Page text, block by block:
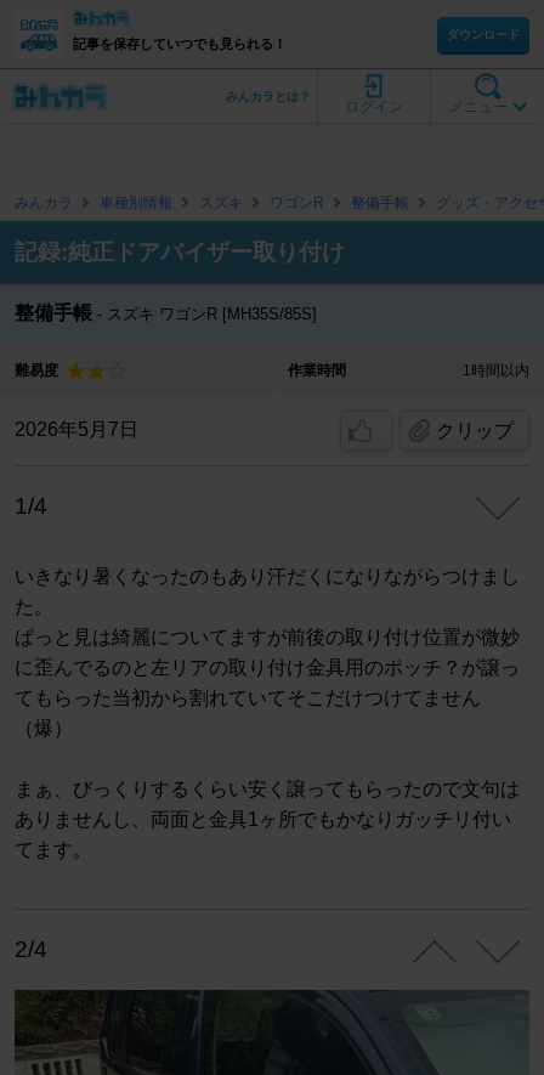
記事を保存していつでも見られる！
ダウンロード
メニュー
ログイン
みんカラとは？
みんカラ 車種別情報 スズキ ワゴンR 整備手帳 グッズ・アクセ
記録:純正ドアバイザー取り付け
整備手帳 スズキ ワゴンR [MH35S/85S]
難易度 作業時間 1時間以内
2026年5月7日 クリップ
1/4
いきなり暑くなったのもあり汗だくになりながらつけまし
た。
ぱっと見は綺麗についてますが前後の取り付け位置が微妙
に歪んでるのと左リアの取り付け金具用のポッチ？が譲っ
てもらった当初から割れていてそこだけつけてません
（爆）
まぁ、びっくりするくらい安く譲ってもらったので文句は
ありませんし、両面と金具1ヶ所でもかなりガッチリ付い
てます。
2/4